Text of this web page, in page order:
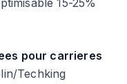
15-25%
pour carrieres
Techking